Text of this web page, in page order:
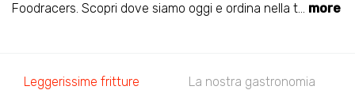
Foodracers. Scopri dove siamo oggi e ordina nella t... more
Leggerissime fritture La nostra gastronomia